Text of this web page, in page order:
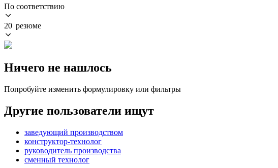
По соответствию
20 резюме
Ничего не нашлось
Попробуйте изменить формулировку или фильтры
Другие пользователи ищут
заведующий производством
конструктор-технолог
руководитель производства
сменный технолог